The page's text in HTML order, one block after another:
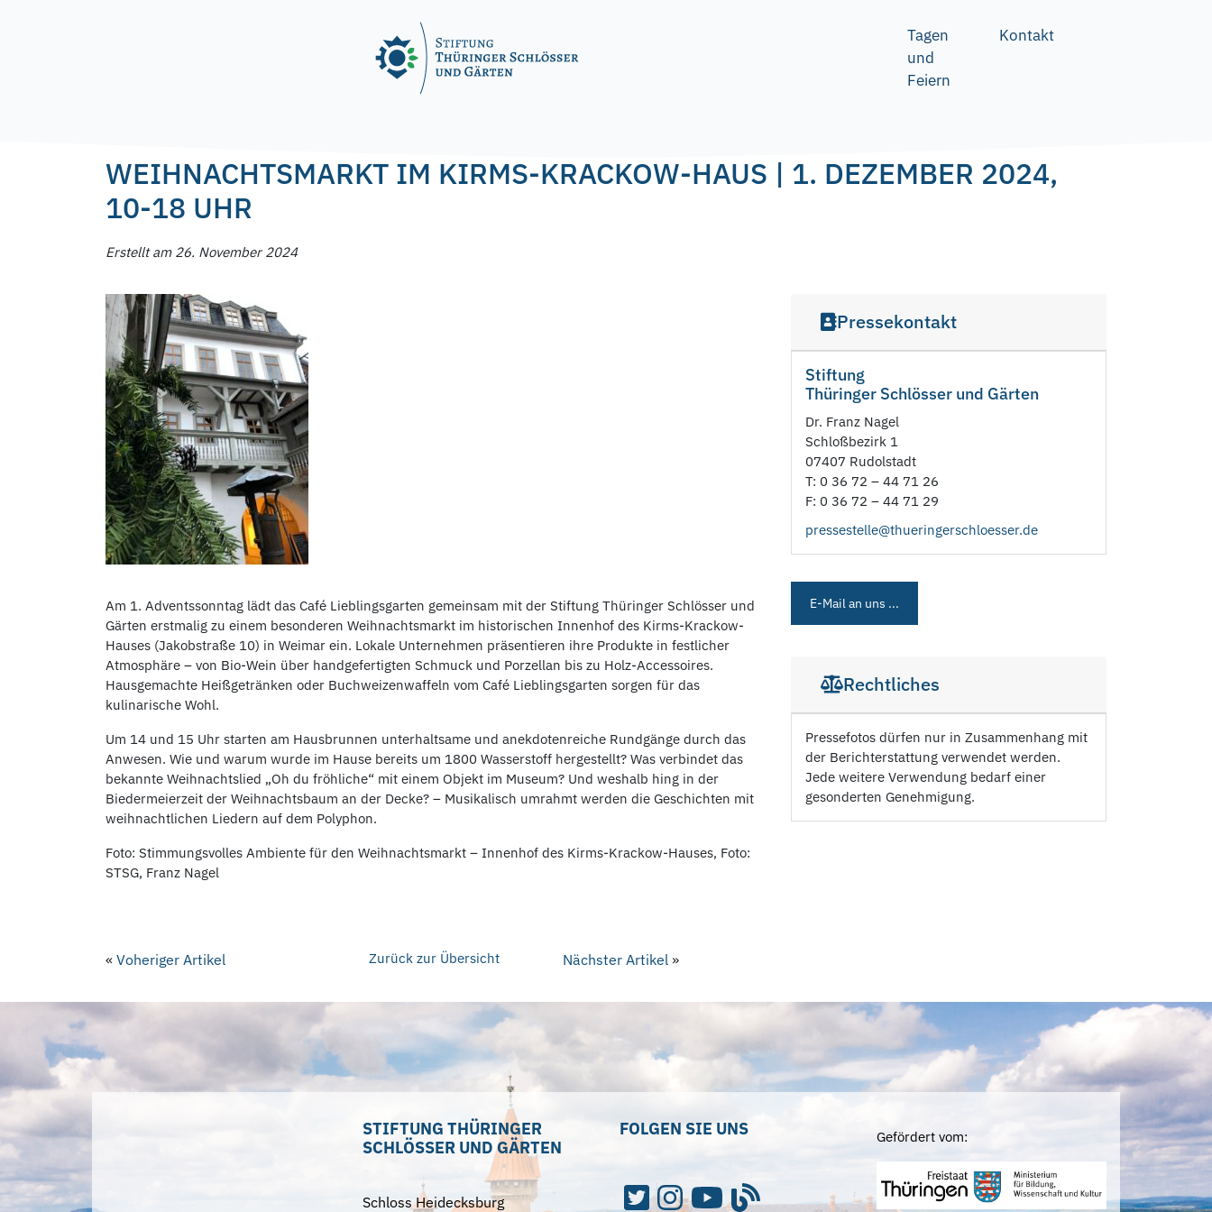
Tagen
und
Feiern
Kontakt
WEIHNACHTSMARKT IM KIRMS-KRACKOW-HAUS | 1. DEZEMBER 2024,
10-18 UHR
Erstellt am 26. November 2024
Am 1. Adventssonntag lädt das Café Lieblingsgarten gemeinsam mit der Stiftung Thüringer Schlösser und
Gärten erstmalig zu einem besonderen Weihnachtsmarkt im historischen Innenhof des Kirms-Krackow-
Hauses (Jakobstraße 10) in Weimar ein. Lokale Unternehmen präsentieren ihre Produkte in festlicher
Atmosphäre – von Bio-Wein über handgefertigten Schmuck und Porzellan bis zu Holz-Accessoires.
Hausgemachte Heißgetränken oder Buchweizenwaffeln vom Café Lieblingsgarten sorgen für das
kulinarische Wohl.
Um 14 und 15 Uhr starten am Hausbrunnen unterhaltsame und anekdotenreiche Rundgänge durch das
Anwesen. Wie und warum wurde im Hause bereits um 1800 Wasserstoff hergestellt? Was verbindet das
bekannte Weihnachtslied „Oh du fröhliche“ mit einem Objekt im Museum? Und weshalb hing in der
Biedermeierzeit der Weihnachtsbaum an der Decke? – Musikalisch umrahmt werden die Geschichten mit
weihnachtlichen Liedern auf dem Polyphon.
Foto: Stimmungsvolles Ambiente für den Weihnachtsmarkt – Innenhof des Kirms-Krackow-Hauses, Foto:
STSG, Franz Nagel
« Voheriger Artikel Zurück zur Übersicht Nächster Artikel»
Pressekontakt
Stiftung
Thüringer Schlösser und Gärten
Dr. Franz Nagel
Schloßbezirk 1
07407 Rudolstadt
T: 0 36 72 – 44 71 26
F: 0 36 72 – 44 71 29
pressestelle@thueringerschloesser.de
E-Mail an uns ...
Rechtliches
Pressefotos dürfen nur in Zusammenhang mit
der Berichterstattung verwendet werden.
Jede weitere Verwendung bedarf einer
gesonderten Genehmigung.
STIFTUNG THÜRINGER
SCHLÖSSER UND GÄRTEN
Schloss Heidecksburg
FOLGEN SIE UNS Gefördert vom: